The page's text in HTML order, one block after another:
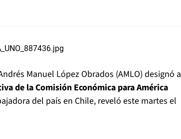
Manuel López Obrados (AMLO) designó a
de la Comisión Económica para América
del país en Chile, reveló este martes el